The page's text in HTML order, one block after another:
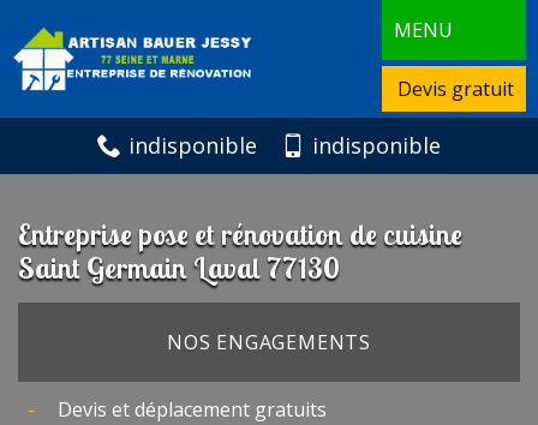
MENU
Devis gratuit
indisponible indisponible
Entreprise pose et rénovation de cuisine
Saint Germain Laval 77130
NOS ENGAGEMENTS
Devis et déplacement gratuits